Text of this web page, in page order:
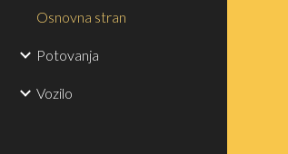
Osnovna stran
Potovanja
Vozilo